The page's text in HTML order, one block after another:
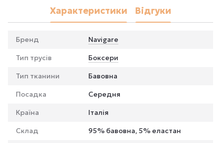
Характеристики Відгуки
Бренд Navigare
Тип трусів Боксери
Тип тканини Бавовна
Посадка Середня
Країна Італія
Склад 95% бавовна, 5% еластан